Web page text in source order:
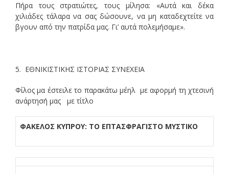
Πήρα τους στρατιώτες, τους μίλησα: «Αυτά και δέκα
χιλιάδες τάλαρα να σας δώσουνε, να μη καταδεχτείτε να
βγουν από την πατρίδα μας. Γι’ αυτά πολεμήσαμε».
5. ΕΘΝΙΚΙΣΤΙΚΗΣ ΙΣΤΟΡΙΑΣ ΣΥΝΕΧΕΙΑ
Φίλος μα έστειλε το παρακάτω μέηλ με αφορμή τη χτεσινή
ανάρτησή μας με τίτλο
ΦΑΚΕΛΟΣ ΚΥΠΡΟΥ: ΤΟ ΕΠΤΑΣΦΡΑΓΙΣΤΟ ΜΥΣΤΙΚΟ